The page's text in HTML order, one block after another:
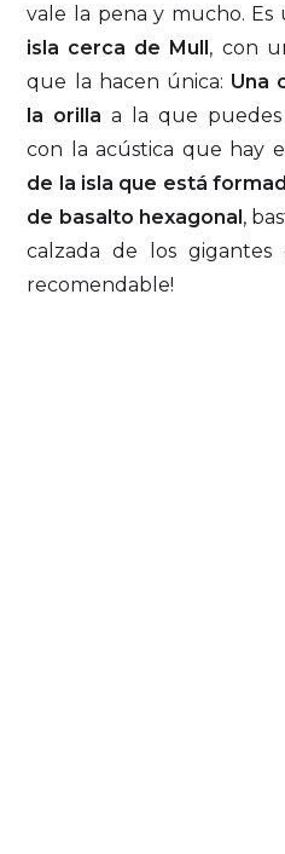
vale la pena y mucho. Es
isla cerca de Mull, con
que la hacen única: Una
la orilla a la que
con la acústica que hay
de la isla que está
de basalto hexagonal,
calzada de los gigantes
recomendable!